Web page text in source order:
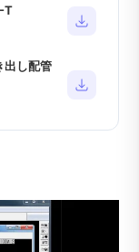
T
出し配管